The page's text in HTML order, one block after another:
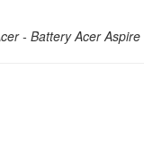
- Battery Acer Aspire